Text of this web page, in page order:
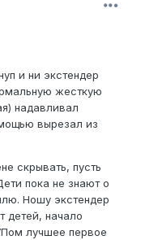
и ни экстендер
жесткую
надавливал
вырезал из
скрывать, пусть
пока не знают о
Ношу экстендер
детей, начало
лучшее первое